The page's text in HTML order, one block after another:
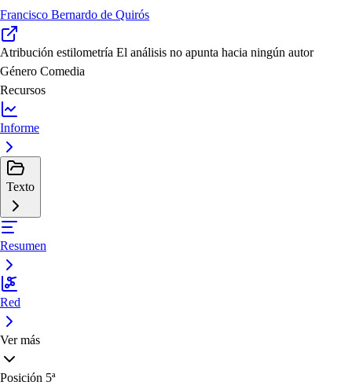
Francisco Bernardo de Quirós
Atribución estilometría El análisis no apunta hacia ningún autor
Género Comedia
Recursos
Informe
Texto
Resumen
Red
Ver más
Posición 5ª